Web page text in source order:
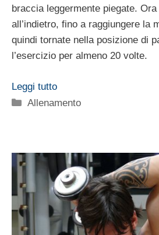
braccia leggermente piegate.
all’indietro, fino a raggiungere la
quindi tornate nella posizione di
l’esercizio per almeno 20 volte.
Leggi tutto
Categorie
Allenamento